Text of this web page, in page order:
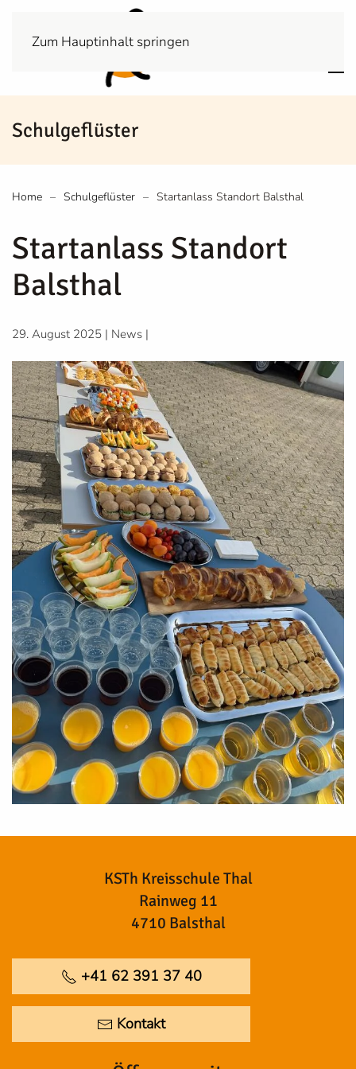
Zum Hauptinhalt springen
Schulgeflüster
Home Schulgeflüster Startanlass Standort Balsthal
Startanlass Standort
Balsthal
29. August 2025 | News |
KSTh Kreisschule Thal
Rainweg 11
4710 Balsthal
+41 62 391 37 40
Kontakt